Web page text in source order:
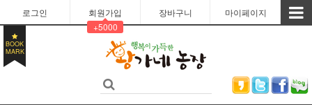
로그인
회원가입
+5000
장바구니 마이페이지
BOOK
MARK